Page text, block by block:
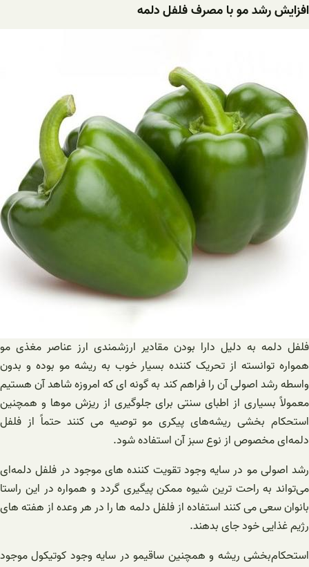
افزایش رشد مو با مصرف فلفل دلمه
فلفل دلمه به دلیل دارا بودن مقادیر ارزشمندی ارز عناصر مغذی مو
همواره توانسته از تحریک کننده بسیار خوب به ریشه مو بوده و بدون
واسطه رشد اصولی آن را فراهم کند به گونه ای که امروزه شاهد آن هستیم
معمولاً بسیاری از اطبای سنتی برای جلوگیری از ریزش موها و همچنین
استحکام بخشی ریشه‌های پیکری مو توصیه می کنند حتماً از فلفل
دلمه‌ای مخصوص از نوع سبز آن استفاده شود.
رشد اصولی مو در سایه وجود تقویت کننده های موجود در فلفل دلمه‌ای
می‌تواند به راحت ترین شیوه ممکن پیگیری گردد و همواره در این راستا
بانوان سعی می کنند استفاده از فلفل دلمه ها را در هر وعده از هفته های
رژیم غذایی خود جای بدهند.
استحکام‌بخشی ریشه و همچنین ساقیمو در سایه وجود کوتیکول موجود